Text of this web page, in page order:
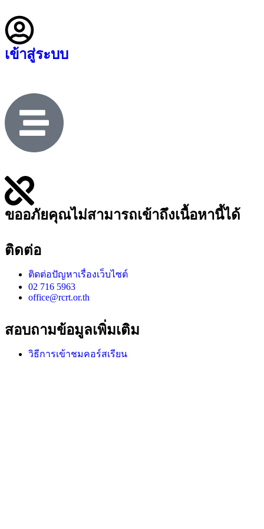
เข้าสู่ระบบ
ขออภัยคุณไม่สามารถเข้าถึงเนื้อหานี้ได้
ติดต่อ
ติดต่อปัญหาเรื่องเว็บไซต์
02 716 5963
office@rcrt.or.th
สอบถามข้อมูลเพิ่มเติม
วิธีการเข้าชมคอร์สเรียน